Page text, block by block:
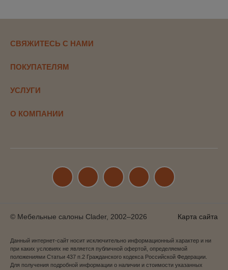
СВЯЖИТЕСЬ С НАМИ
ПОКУПАТЕЛЯМ
УСЛУГИ
О КОМПАНИИ
© Мебельные салоны Clader, 2002–2026 Карта сайта
Данный интернет-сайт носит исключительно информационный характер и ни
при каких условиях не является публичной офертой, определяемой
положениями Статьи 437 п.2 Гражданского кодекса Российской Федерации.
Для получения подробной информации о наличии и стоимости указанных